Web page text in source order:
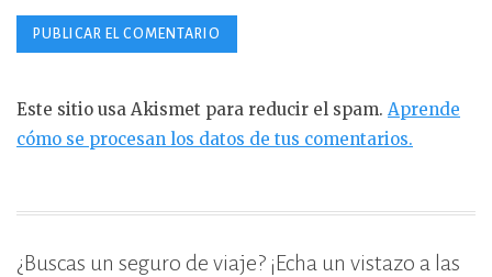
Este sitio usa Akismet para reducir el spam. Aprende
cómo se procesan los datos de tus comentarios.
¿Buscas un seguro de viaje? ¡Echa un vistazo a las